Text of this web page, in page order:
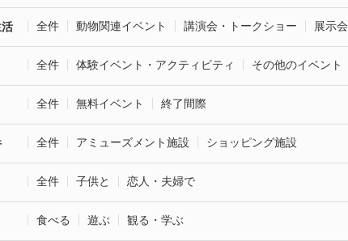
全件 動物関連イベント 講演会・トークショー 展示会
全件 体験イベント・アクティビティ その他のイベント
全件 無料イベント 終了間際
全件 アミューズメント施設 ショッピング施設
全件 子供と 恋人・夫婦で
食べる 遊ぶ 観る・学ぶ